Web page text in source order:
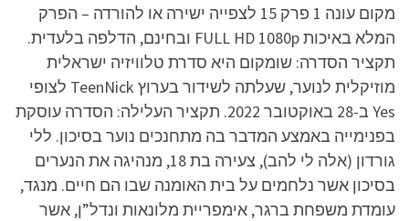
מקום עונה 1 פרק 15 לצפייה ישירה או להורדה – הפרק
המלא באיכות FULL HD 1080p ובחינם, הדלפה בלעדית.
תקציר הסדרה: שומקום היא סדרת טלוויזיה ישראלית
מוזיקלית לנוער, שעלתה לשידור בערוץ TeenNick לצופי
Yes ב-28 באוקטובר 2022. תקציר העלילה: הסדרה עוסקת
בפנימייה באמצע המדבר בה מתחנכים נוער בסיכון. ללי
גורדון (אלה לי להב), צעירה בת 18, מנהיגה את הנערים
בסיכון אשר נלחמים על בית האומנה שבו הם חיים. מנגד,
עומדת משפחת ברגר, אימפריית מלונאות ונדל”ן, אשר